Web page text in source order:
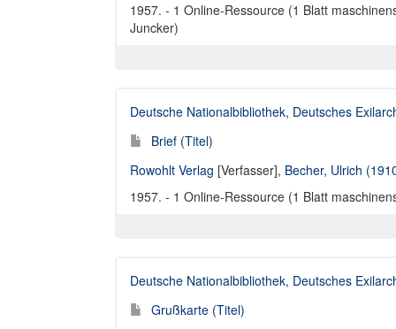
1957. - 1 Online-Ressource (1 Blatt
Juncker)
Deutsche Nationalbibliothek, Deutsches
Brief (Titel)
Rowohlt Verlag [Verfasser], Becher, Ulrich
1957. - 1 Online-Ressource (1 Blatt
Deutsche Nationalbibliothek, Deutsches
Grußkarte (Titel)